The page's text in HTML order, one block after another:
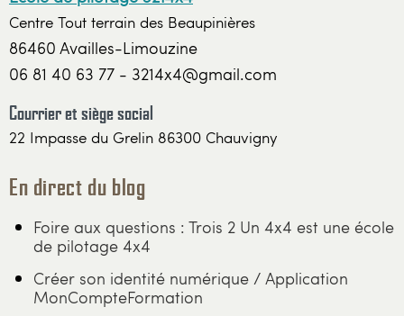
Centre Tout terrain des Beaupinières
86460 Availles-Limouzine
06 81 40 63 77 - 3214x4@gmail.com
Courrier et siège social
22 Impasse du Grelin 86300 Chauvigny
En direct du blog
Foire aux questions : Trois 2 Un 4x4 est une école
de pilotage 4x4
Créer son identité numérique / Application
MonCompteFormation